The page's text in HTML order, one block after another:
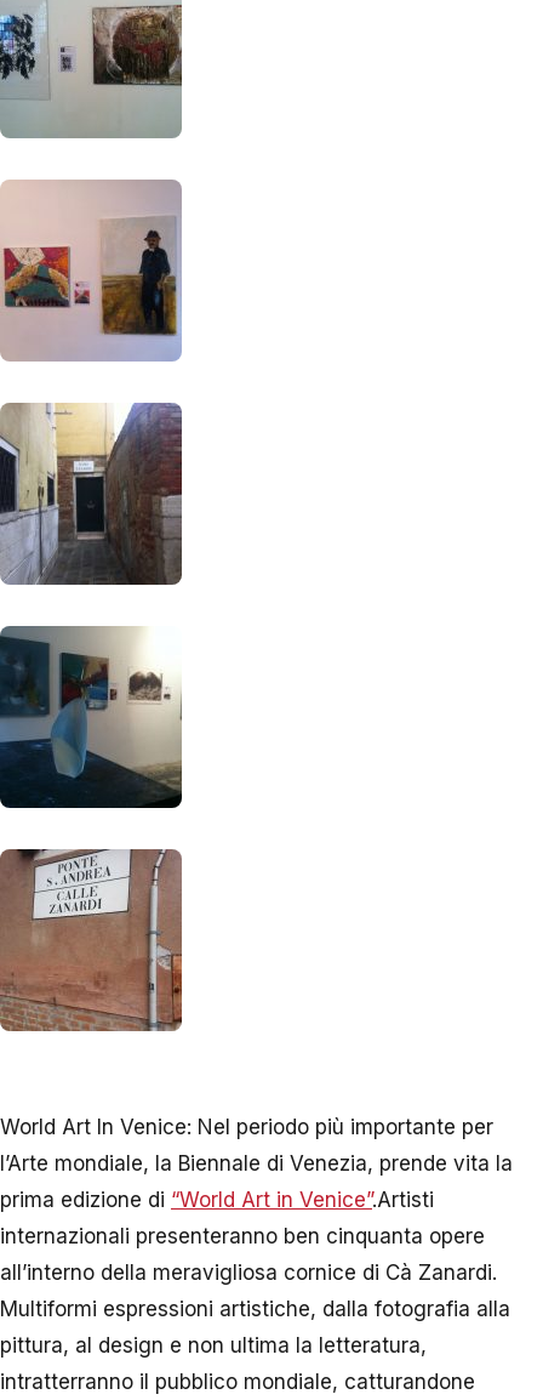
World Art In Venice: Nel periodo più importante per
l’Arte mondiale, la Biennale di Venezia, prende vita la
prima edizione di “World Art in Venice”.Artisti
internazionali presenteranno ben cinquanta opere
all’interno della meravigliosa cornice di Cà Zanardi.
Multiformi espressioni artistiche, dalla fotografia alla
pittura, al design e non ultima la letteratura,
intratterranno il pubblico mondiale, catturandone